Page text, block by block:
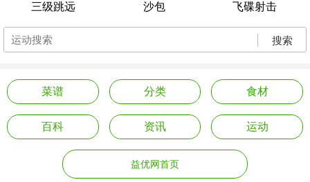
三级跳远 沙包 飞碟射击
搜索
菜谱 分类 食材
百科 资讯 运动
益优网首页